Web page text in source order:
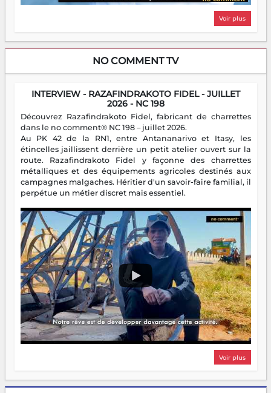
Voir plus
NO COMMENT TV
INTERVIEW - RAZAFINDRAKOTO FIDEL - JUILLET
2026 - NC 198
Découvrez Razafindrakoto Fidel, fabricant de charrettes
dans le no comment® NC 198 – juillet 2026.
Au PK 42 de la RN1, entre Antananarivo et Itasy, les
étincelles jaillissent derrière un petit atelier ouvert sur la
route. Razafindrakoto Fidel y façonne des charrettes
métalliques et des équipements agricoles destinés aux
campagnes malgaches. Héritier d'un savoir-faire familial, il
perpétue un métier discret mais essentiel.
Voir plus